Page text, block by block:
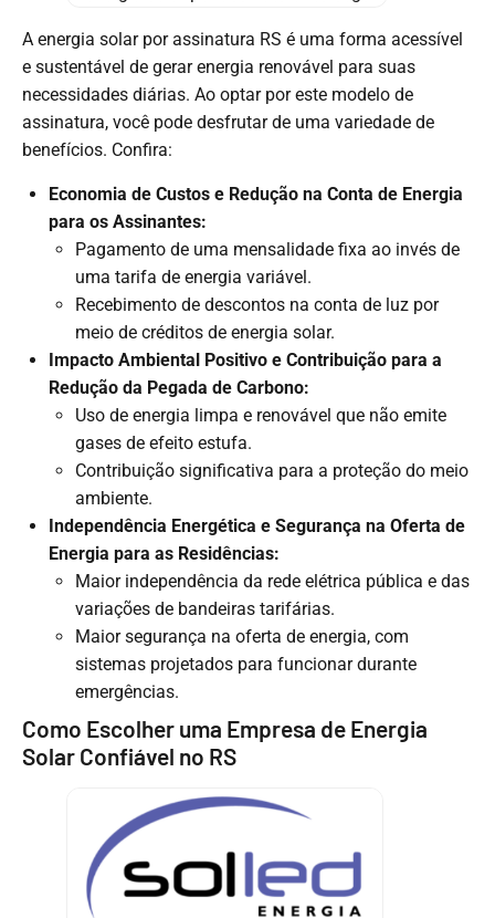
A energia solar por assinatura RS é uma forma acessível
e sustentável de gerar energia renovável para suas
necessidades diárias. Ao optar por este modelo de
assinatura, você pode desfrutar de uma variedade de
benefícios. Confira:
Economia de Custos e Redução na Conta de Energia
para os Assinantes:
Pagamento de uma mensalidade fixa ao invés de
uma tarifa de energia variável.
Recebimento de descontos na conta de luz por
meio de créditos de energia solar.
Impacto Ambiental Positivo e Contribuição para a
Redução da Pegada de Carbono:
Uso de energia limpa e renovável que não emite
gases de efeito estufa.
Contribuição significativa para a proteção do meio
ambiente.
Independência Energética e Segurança na Oferta de
Energia para as Residências:
Maior independência da rede elétrica pública e das
variações de bandeiras tarifárias.
Maior segurança na oferta de energia, com
sistemas projetados para funcionar durante
emergências.
Como Escolher uma Empresa de Energia
Solar Confiável no RS